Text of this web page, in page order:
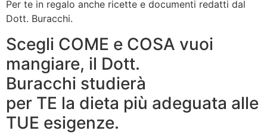
Per te in regalo anche ricette e documenti redatti dal
Dott. Buracchi.
Scegli COME e COSA vuoi
mangiare, il Dott.
Buracchi studierà
per TE la dieta più adeguata alle
TUE esigenze.